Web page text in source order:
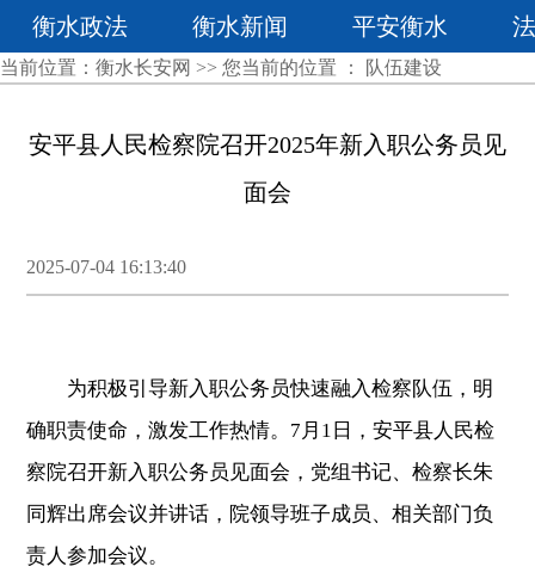
衡水政法 衡水新闻 平安衡水
当前位置： 衡水长安网 >> 您当前的位置 ： 队伍建设
安平县人民检察院召开2025年新入职公务员见
面会
2025-07-04 16:13:40
为积极引导新入职公务员快速融入检察队伍，明
确职责使命，激发工作热情。7月1日，安平县人民检
察院召开新入职公务员见面会，党组书记、检察长朱
同辉出席会议并讲话，院领导班子成员、相关部门负
责人参加会议。